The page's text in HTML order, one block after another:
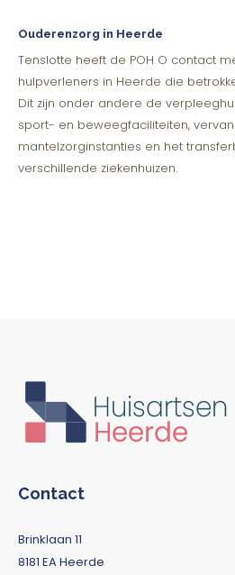
Ouderenzorg in Heerde
Tenslotte heeft de POH O contact
hulpverleners in Heerde die
Dit zijn onder andere de
sport- en beweegfaciliteiten,
mantelzorginstanties en het
verschillende ziekenhuizen.
Contact
Brinklaan 11
8181 EA Heerde